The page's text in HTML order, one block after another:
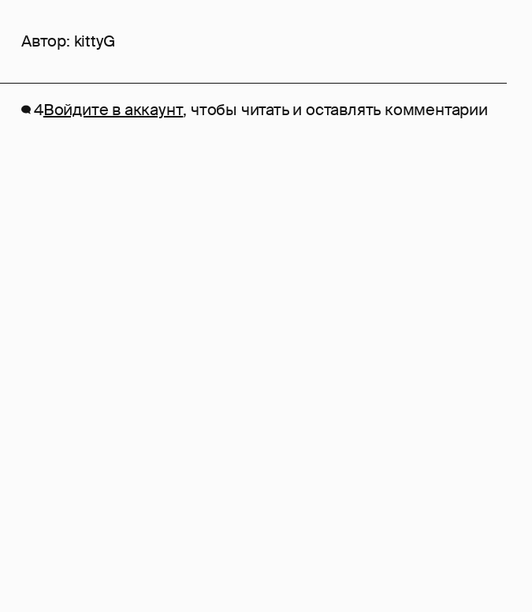
Автор: kittyG
4Войдите в аккаунт, чтобы читать и оставлять комментарии